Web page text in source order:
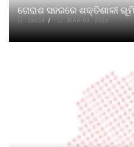
ଗେରାଶ ସହରରେ ଶକ୍ତିଶାଳୀ
15016 MAR 03, 2026